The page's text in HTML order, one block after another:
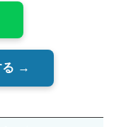
る →